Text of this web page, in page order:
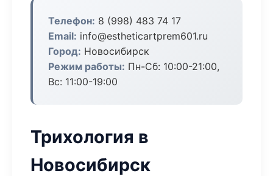
Телефон: 8 (998) 483 74 17
Email: info@estheticartprem601.ru
Город: Новосибирск
Режим работы: Пн-Сб: 10:00-21:00,
Вс: 11:00-19:00
Трихология в
Новосибирск